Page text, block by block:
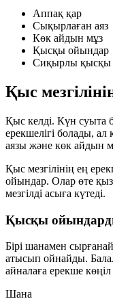
Аппақ қар
Сықырлаған аяз
Көк айдын мұз
Қысқы ойындар
Сиқырлы қысқы
Қыс
Қыс келді. Күн суыта
ерекшелігі болады, ал
аязы және көк айдын
Қыс мезгілінің ең
ойындар. Олар өте
мезгілді асыға күтеді.
Қысқы
Бірі шанамен
атысып ойнайды.
айналаға ерекше
Шана